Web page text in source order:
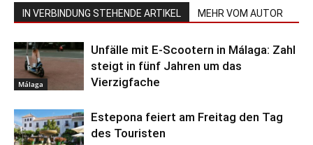
IN VERBINDUNG STEHENDE ARTIKEL MEHR VOM AUTOR
Málaga
Unfälle mit E-Scootern in Málaga: Zahl
steigt in fünf Jahren um das
Vierzigfache
Estepona feiert am Freitag den Tag
des Touristen